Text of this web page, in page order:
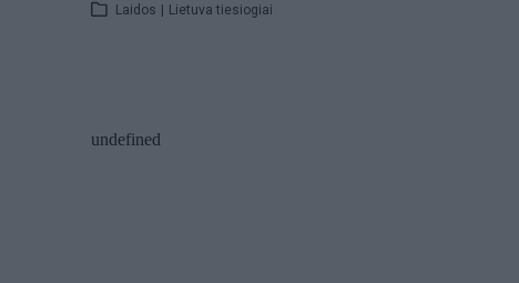
Laidos | Lietuva tiesiogiai